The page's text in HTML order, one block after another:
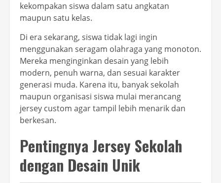
kekompakan siswa dalam satu angkatan
maupun satu kelas.
Di era sekarang, siswa tidak lagi ingin
menggunakan seragam olahraga yang monoton.
Mereka menginginkan desain yang lebih
modern, penuh warna, dan sesuai karakter
generasi muda. Karena itu, banyak sekolah
maupun organisasi siswa mulai merancang
jersey custom agar tampil lebih menarik dan
berkesan.
Pentingnya Jersey Sekolah
dengan Desain Unik